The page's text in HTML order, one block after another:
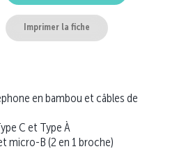
Imprimer la fiche
en bambou et câbles de
C et Type À
micro-B (2 en 1 broche)